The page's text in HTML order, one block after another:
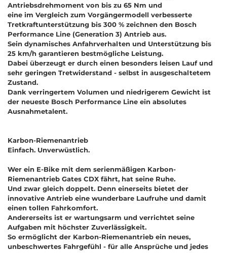
Antriebsdrehmoment von bis zu 65 Nm und
eine im Vergleich zum Vorgängermodell verbesserte
Tretkraftunterstützung bis 300 % zeichnen den Bosch
Performance Line (Generation 3) Antrieb aus.
Sein dynamisches Anfahrverhalten und Unterstützung bis
25 km/h garantieren bestmögliche Leistung.
Dabei überzeugt er durch einen besonders leisen Lauf und
sehr geringen Tretwiderstand - selbst in ausgeschaltetem
Zustand.
Dank verringertem Volumen und niedrigerem Gewicht ist
der neueste Bosch Performance Line ein absolutes
Ausnahmetalent.
Karbon-Riemenantrieb
Einfach. Unverwüstlich.
Wer ein E-Bike mit dem serienmäßigen Karbon-
Riemenantrieb Gates CDX fährt, hat seine Ruhe.
Und zwar gleich doppelt. Denn einerseits bietet der
innovative Antrieb eine wunderbare Laufruhe und damit
einen tollen Fahrkomfort.
Andererseits ist er wartungsarm und verrichtet seine
Aufgaben mit höchster Zuverlässigkeit.
So ermöglicht der Karbon-Riemenantrieb ein neues,
unbeschwertes Fahrgefühl - für alle Ansprüche und jedes